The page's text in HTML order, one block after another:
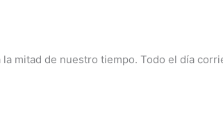
mitad de nuestro tiempo. Todo el día